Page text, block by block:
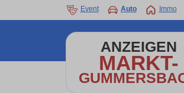
Event Auto Immo
ANZEIGEN
MARKT-